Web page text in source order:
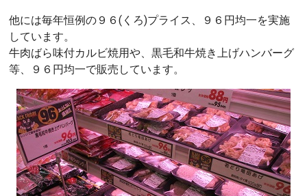
他には毎年恒例の９６(くろ)プライス、９６円均一を実施
しています。
牛肉ばら味付カルビ焼用や、黒毛和牛焼き上げハンバーグ
等、９６円均一で販売しています。